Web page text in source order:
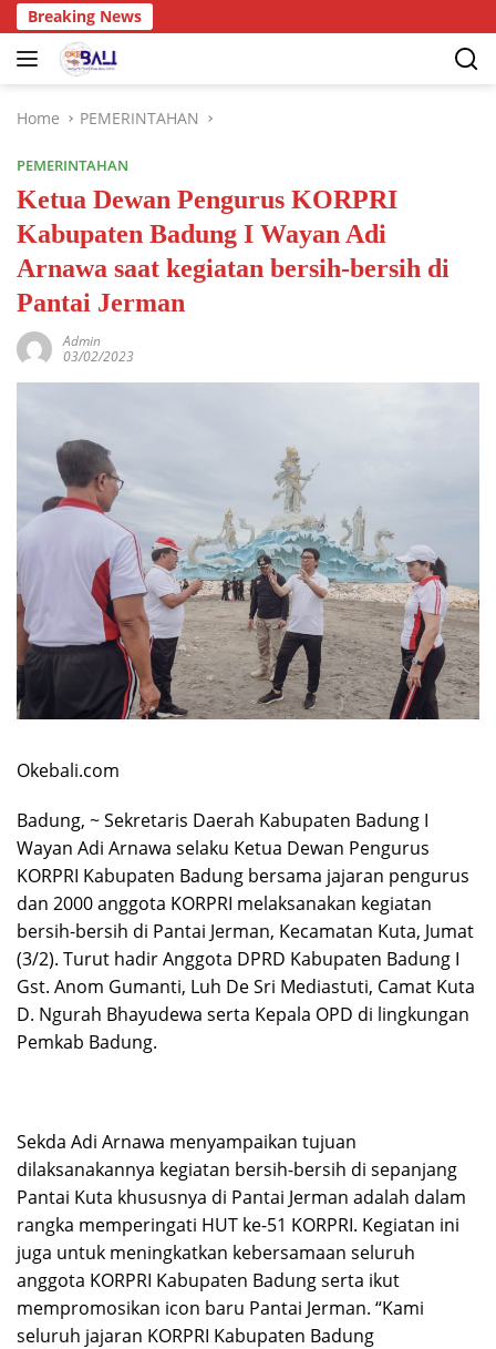
Breaking News
Home PEMERINTAHAN
PEMERINTAHAN
Ketua Dewan Pengurus KORPRI
Kabupaten Badung I Wayan Adi
Arnawa saat kegiatan bersih-bersih di
Pantai Jerman
Admin
03/02/2023
Okebali.com
Badung, ~ Sekretaris Daerah Kabupaten Badung I
Wayan Adi Arnawa selaku Ketua Dewan Pengurus
KORPRI Kabupaten Badung bersama jajaran pengurus
dan 2000 anggota KORPRI melaksanakan kegiatan
bersih-bersih di Pantai Jerman, Kecamatan Kuta, Jumat
(3/2). Turut hadir Anggota DPRD Kabupaten Badung I
Gst. Anom Gumanti, Luh De Sri Mediastuti, Camat Kuta
D. Ngurah Bhayudewa serta Kepala OPD di lingkungan
Pemkab Badung.
Sekda Adi Arnawa menyampaikan tujuan
dilaksanakannya kegiatan bersih-bersih di sepanjang
Pantai Kuta khususnya di Pantai Jerman adalah dalam
rangka memperingati HUT ke-51 KORPRI. Kegiatan ini
juga untuk meningkatkan kebersamaan seluruh
anggota KORPRI Kabupaten Badung serta ikut
mempromosikan icon baru Pantai Jerman. “Kami
seluruh jajaran KORPRI Kabupaten Badung